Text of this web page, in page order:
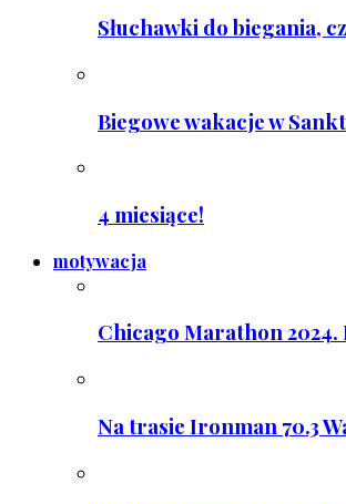
Słuchawki do biegania,
Biegowe wakacje w
4 miesiące!
motywacja
Chicago Marathon 2024.
Na trasie Ironman 70.3